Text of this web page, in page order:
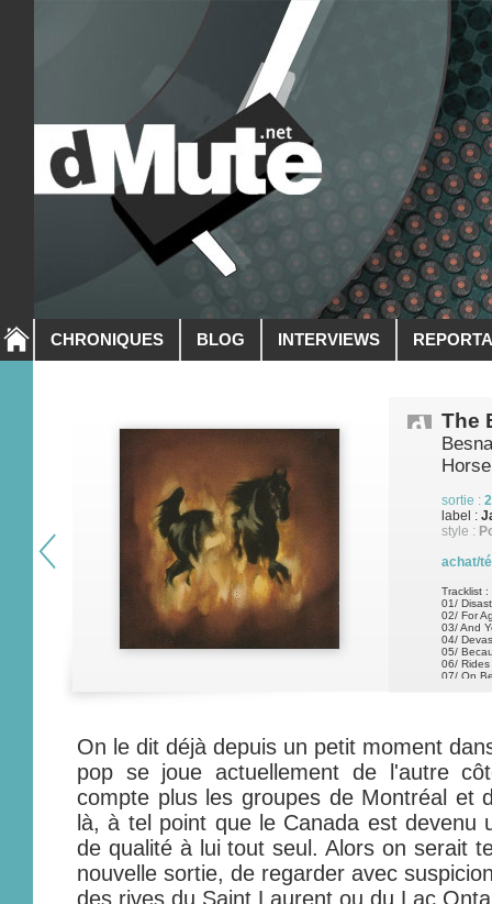
CHRONIQUES BLOG INTERVIEWS
The
Horse
sortie :
label :
style :
achat/
Tracklist :
01/
02/ For
03/ And
04/
05/
06/
07/ On
On le dit déjà depuis un petit moment
pop se joue actuellement de l'autre
compte plus les groupes de Montréal et
là, à tel point que le Canada est devenu
de qualité à lui tout seul. Alors on serait
nouvelle sortie, de regarder avec
des rives du Saint Laurent ou du Lac